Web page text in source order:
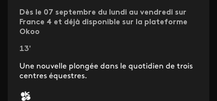
Dès le 07 septembre du lundi au vendredi sur
France 4 et déjà disponible sur la plateforme
Okoo
13'
Une nouvelle plongée dans le quotidien de trois
centres équestres.